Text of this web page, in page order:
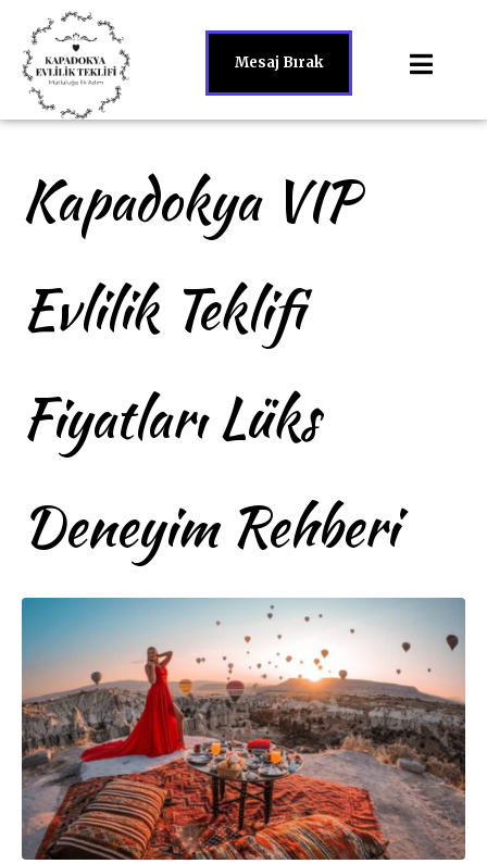
Mesaj Bırak
Kapadokya VIP
Evlilik Teklifi
Fiyatları Lüks
Deneyim Rehberi